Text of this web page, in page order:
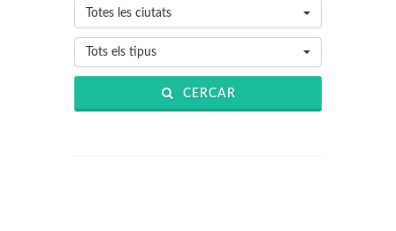
Totes les ciutats
Tots els tipus
CERCAR